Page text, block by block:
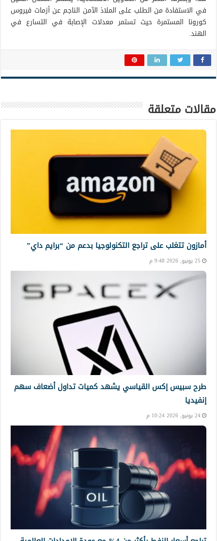
في الاستفادة من الطلب على الملاذ الآمن الناجم عن أزمات فيروس
كورونا المستمرة حيث تستمر معدلات الإصابة في التسارع في
الهند.
مقالات متعلقة
أمازون تتغلب على تراجع التكنولوجيا بدعم من “برايم داي”
25 يونيو, 2026 9:48 م
طرح سبيس إكس القياسي يشهد كميات تداول أضعاف سهم
إنفيديا
24 يونيو, 2026 10:24 م